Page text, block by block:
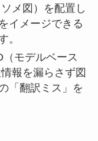
メ図）を配置し
イメージできる
。
（モデルベース
報を漏らさず図
「翻訳ミス」を